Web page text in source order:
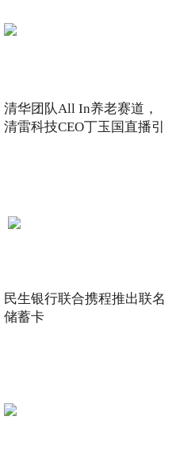
清华团队All In养老赛道，
清雷科技CEO丁玉国直播引
民生银行联合携程推出联名
储蓄卡